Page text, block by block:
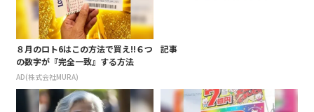
８月のロト6はこの方法で買え!!６つ
の数字が『完全一致』する方法
AD(株式会社MURA)
記事